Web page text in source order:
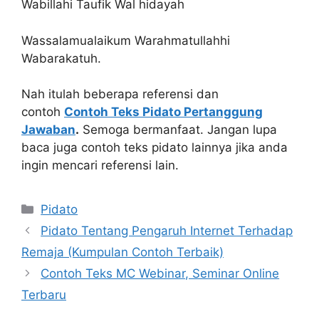
Wabillahi Taufik Wal hidayah
Wassalamualaikum Warahmatullahhi
Wabarakatuh.
Nah itulah beberapa referensi dan
contoh Contoh Teks Pidato Pertanggung
Jawaban. Semoga bermanfaat. Jangan lupa
baca juga contoh teks pidato lainnya jika anda
ingin mencari referensi lain.
Kategori
Pidato
Pidato Tentang Pengaruh Internet Terhadap
Remaja (Kumpulan Contoh Terbaik)
Contoh Teks MC Webinar, Seminar Online
Terbaru